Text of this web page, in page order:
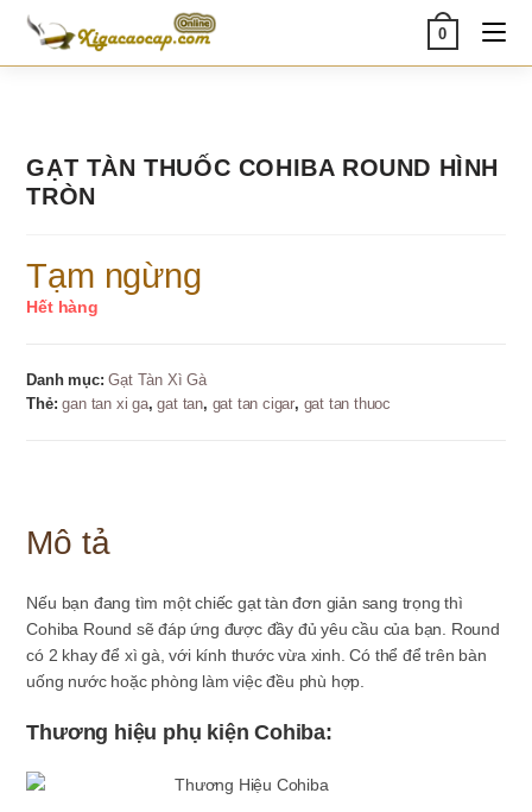
Skip
content
0
GẠT TÀN THUỐC COHIBA ROUND HÌNH
TRÒN
Tạm ngừng
Hết hàng
Danh mục:Gạt Tàn Xì Gà
Thẻ:gan tan xi ga,gat tan, gat tan cigar, gat tan thuoc
Mô tả
Nếu bạn đang tìm một chiếc gạt tàn đơn giản sang trọng thì
Cohiba Round sẽ đáp ứng được đầy đủ yêu cầu của bạn. Round
có 2 khay để xì gà, với kính thước vừa xinh. Có thể để trên bàn
uống nước hoặc phòng làm việc đều phù hợp.
Thương hiệu phụ kiện Cohiba: